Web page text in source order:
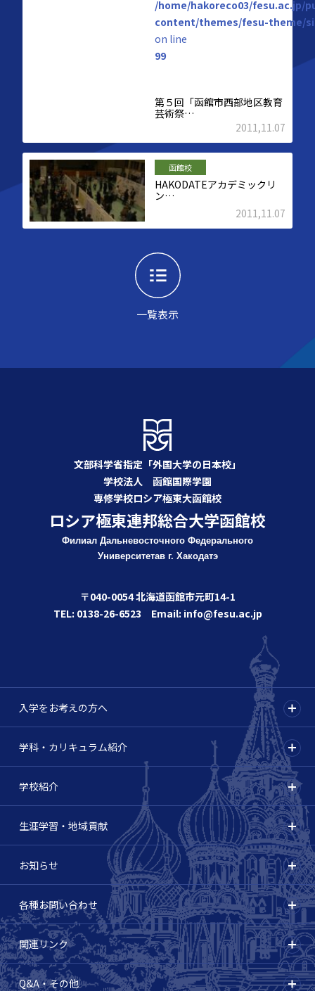
/home/hakoreco03/fesu.ac.jp/
content/themes/fesu-theme/
on line
99
第５回「函館市西部地区教育
芸術祭…
2011,11.07
一覧表示
函館校
HAKODATEアカデミックリ
ン…
2011,11.07
文部科学省指定「外国大学の日本校」
学校法人 函館国際学園
専修学校ロシア極東大函館校
ロシア極東連邦総合大学函館校
Филиал Дальневосточного Федерального
Университетав г. Хакодатэ
〒040-0054 北海道函館市元町14-1
TEL: 0138-26-6523 Email: info@fesu.ac.jp
入学をお考えの方へ
学科・カリキュラム紹介
学校紹介
生涯学習・地域貢献
お知らせ
各種お問い合わせ
関連リンク
Q&A・その他